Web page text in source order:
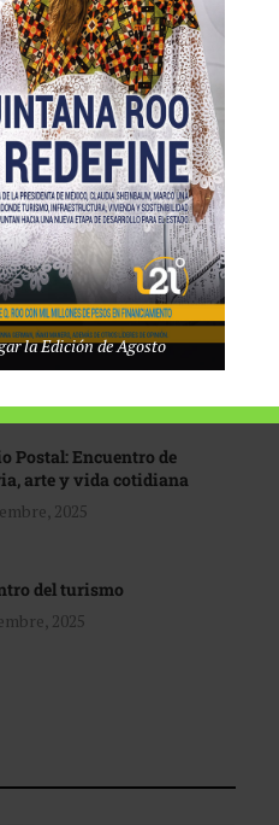
turística con visión
2026
global en
2026
Postal: Encuentro de
arte y vida cotidiana
2025
del turismo
2025
la Edición de Agosto